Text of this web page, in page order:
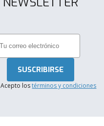
Acepto lostérminos y condiciones